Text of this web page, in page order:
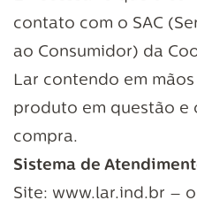
contato com o SAC
ao Consumidor) da
Lar contendo em
produto em questão e
compra.
Sistema de
Site: www.lar.ind.br –